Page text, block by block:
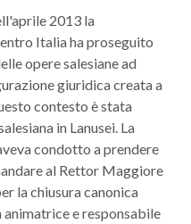
2013 la
Italia ha proseguito
opere salesiane ad
giuridica creata a
contesto è stata
in Lanusei. La
condotto a prendere
al Rettor Maggiore
la chiusura canonica
e responsabile